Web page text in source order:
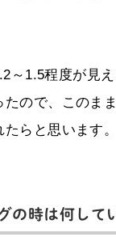
～1.5程度が見
たので、このま
らと思います。
の時は何して